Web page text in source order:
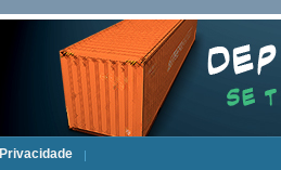
Privacidade